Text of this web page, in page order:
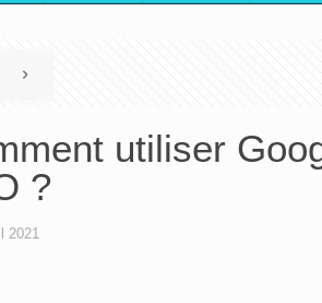
utiliser
?
2021